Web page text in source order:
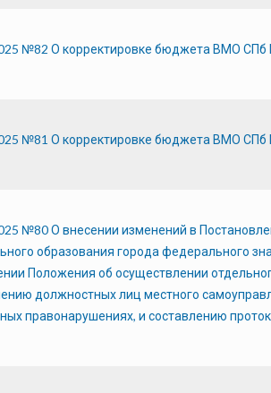
№82 О корректировке бюджета ВМО
№81 О корректировке бюджета ВМО
№80 О внесении изменений в
образования города федерального
Положения об осуществлении
должностных лиц местного
правонарушениях, и составлению